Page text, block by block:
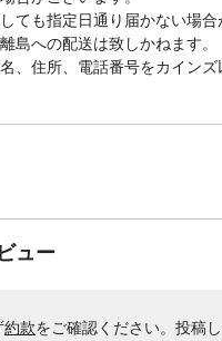
ても指定日通り届かない場合
島への配送は致しかねます。
、住所、電話番号をカイン
ュー
約款をご確認ください。投稿